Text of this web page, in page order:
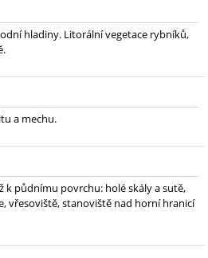
hladiny. Litorální vegetace rybníků,
a mechu.
k půdnímu povrchu: holé skály a sutě,
vřesoviště, stanoviště nad horní hranicí